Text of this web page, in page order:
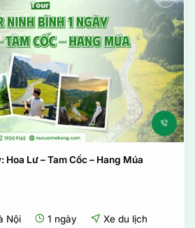
Hoa Lư – Tam Cốc – Hang Múa
Nội 1 ngày Xe du lịch